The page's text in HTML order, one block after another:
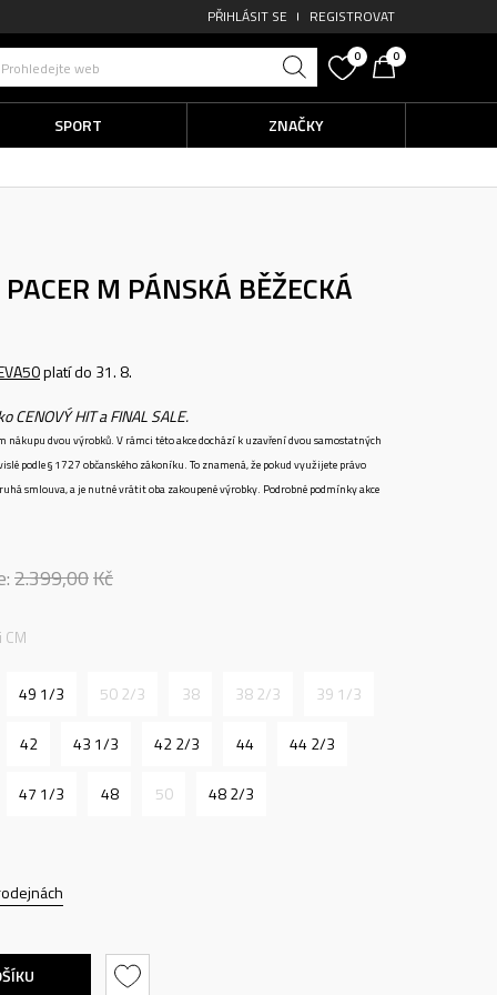
PŘIHLÁSIT SE REGISTROVAT
Prohledejte web
0 0
SPORT ZNAČKY
M PÁNSKÁ BĚŽECKÁ
platí do 31. 8.
HIT a FINAL SALE.
nákupu dvou výrobků. V rámci této akce dochází k uzavření dvou samostatných
podle § 1727 občanského zákoníku. To znamená, že pokud využijete právo
smlouva, a je nutné vrátit oba zakoupené výrobky. Podrobné podmínky akce
2.399,00Kč
49 1/3 50 2/3 38 38 2/3 39 1/3
42 43 1/3 42 2/3 44 44 2/3
47 1/3 48 50 48 2/3